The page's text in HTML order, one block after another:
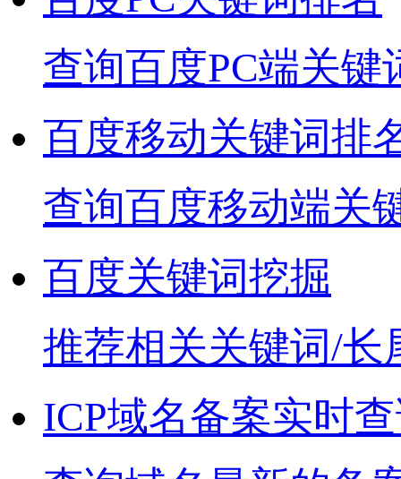
查询百度PC端关键
百度移动关键词排
查询百度移动端关
百度关键词挖掘
推荐相关关键词/长
ICP域名备案实时